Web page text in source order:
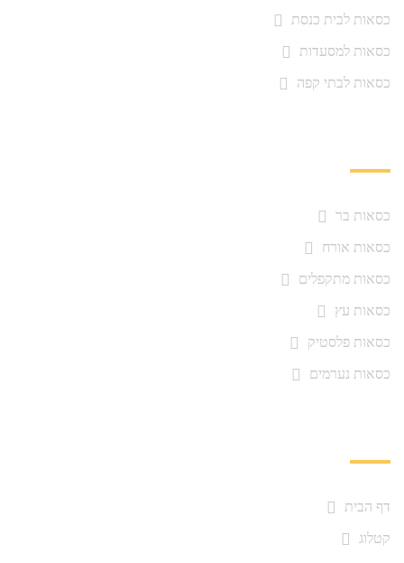
כסאות לבית כנסת
כסאות למסעדות
כסאות לבתי קפה
כסאות בר
כסאות אורח
כסאות מתקפלים
כסאות עץ
כסאות פלסטיק
כסאות נערמים
דף הבית
קטלוג